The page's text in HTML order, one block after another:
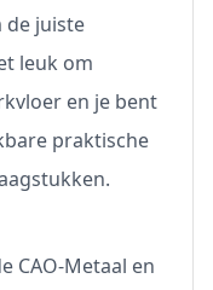
de juiste
leuk om
en je bent
praktische
CAO-Metaal en